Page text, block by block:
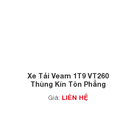
Xe Tải Veam 1T9 VT260
Thùng Kín Tôn Phẳng
Giá: LIÊN HỆ